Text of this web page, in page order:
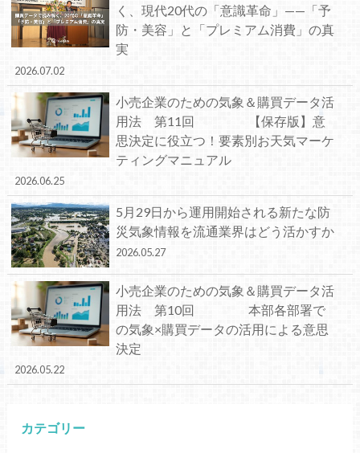
く、現代20代の「意識革命」——「予
防・美容」と「プレミアム消費」の真
実
2026.07.02
小売企業のための気象＆購買データ活
用法 第11回 【保存版】意
思決定に役立つ！要素別お天気マーケ
ティングマニュアル
2026.06.25
5月29日から運用開始される新たな防
災気象情報を流通業界はどう活かすか
2026.05.27
小売企業のための気象＆購買データ活
用法 第10回 本部各部署で
の気象×購買データの活用による意思
決定
2026.05.22
カテゴリー